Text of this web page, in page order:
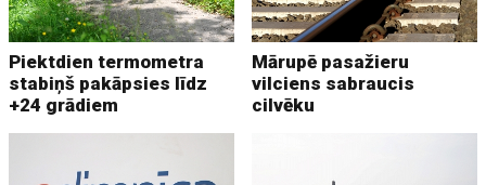
Piektdien termometra
stabiņš pakāpsies līdz
+24 grādiem
Mārupē pasažieru
vilciens sabraucis
cilvēku